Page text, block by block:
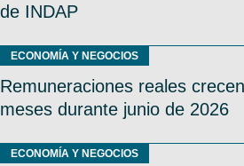
de INDAP
ECONOMÍA Y NEGOCIOS
Remuneraciones reales
meses durante junio de 2026
ECONOMÍA Y NEGOCIOS